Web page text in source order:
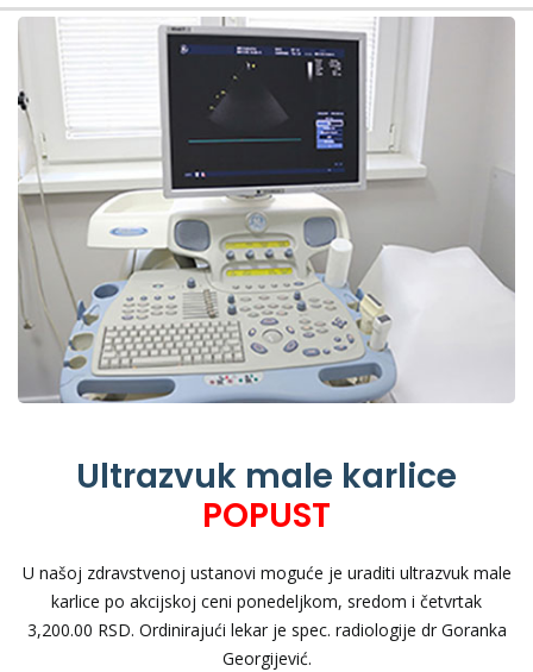
Ultrazvuk male karlice
POPUST
U našoj zdravstvenoj ustanovi moguće je uraditi ultrazvuk male
karlice po akcijskoj ceni ponedeljkom, sredom i četvrtak
3,200.00 RSD. Ordinirajući lekar je spec. radiologije dr Goranka
Georgijević.